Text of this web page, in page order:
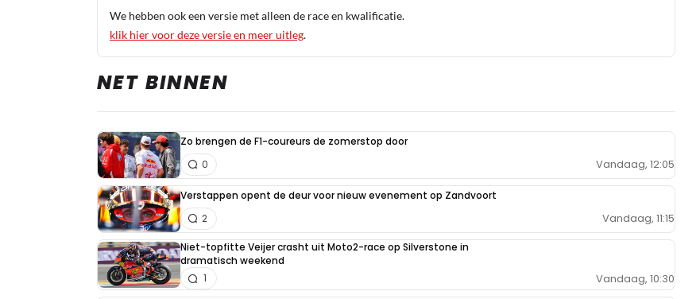
We hebben ook een versie met alleen de race en kwalificatie.
klik hier voor deze versie en meer uitleg.
NET BINNEN
Zo brengen de F1-coureurs de zomerstop door
Vandaag, 12:05
0
Verstappen opent de deur voor nieuw evenement op Zandvoort
Vandaag, 11:15
2
Niet-topfitte Veijer crasht uit Moto2-race op Silverstone in
dramatisch weekend
Vandaag, 10:30
1